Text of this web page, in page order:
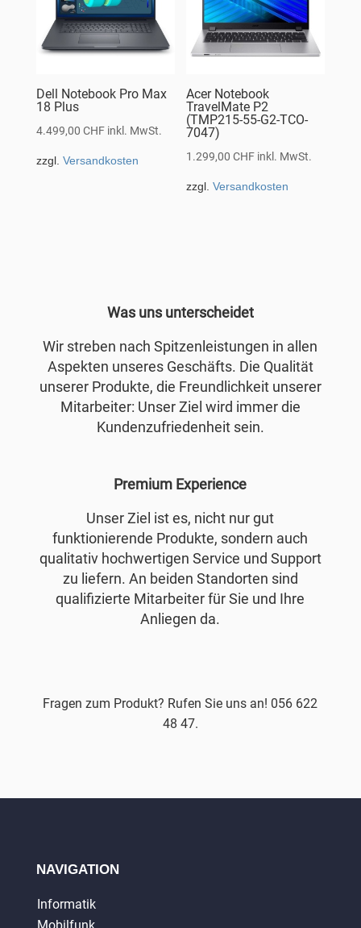
Dell Notebook Pro Max
18 Plus
4.499,00 CHF inkl. MwSt.
zzgl. Versandkosten
Acer Notebook
TravelMate P2
(TMP215-55-G2-TCO-
7047)
1.299,00CHF inkl. MwSt.
zzgl.Versandkosten
Was uns unterscheidet
Wir streben nach Spitzenleistungen in allen
Aspekten unseres Geschäfts. Die Qualität
unserer Produkte, die Freundlichkeit unserer
Mitarbeiter: Unser Ziel wird immer die
Kundenzufriedenheit sein.
Premium Experience
Unser Ziel ist es, nicht nur gut
funktionierende Produkte, sondern auch
qualitativ hochwertigen Service und Support
zu liefern. An beiden Standorten sind
qualifizierte Mitarbeiter für Sie und Ihre
Anliegen da.
Fragen zum Produkt? Rufen Sie uns an! 056 622
48 47.
NAVIGATION
Informatik